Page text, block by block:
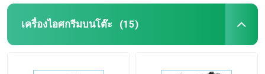
เครื่องไอศกรีมบนโต๊ะ (15)